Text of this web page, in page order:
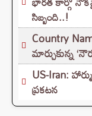
సిబ్బంది..!
Country
మార్చుకున్న
US-Iran:
ప్రకటన